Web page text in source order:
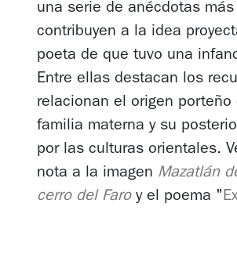
una serie de anécdotas más
contribuyen a la idea
poeta de que tuvo una
Entre ellas destacan los
relacionan el origen porteño
familia materna y su
por las culturas orientales.
nota a la imagen Mazatlán
cerro del Faroy el poema "